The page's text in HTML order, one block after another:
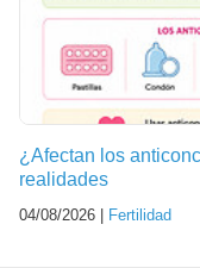
¿Afectan los
realidades
04/08/2026 | Fertilidad